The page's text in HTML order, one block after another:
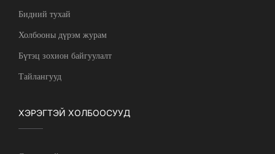
Бидний тухай
Холбооны дүрэм журам
Бүтэц зохион байгуулалт
Тайлангууд
ХЭРЭГТЭЙ ХОЛБООСУУД